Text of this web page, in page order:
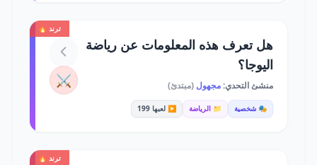
ترند 🔥
هل تعرف هذه المعلومات عن رياضة
اليوجا؟
منشئ التحدي:مجهول (مبتدئ)
🎭 شخصية 📁 الرياضة ▶️ لعبها 199
⚔️
ترند 🔥